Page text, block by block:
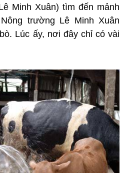
Minh Xuân) tìm đến mảnh
trường Lê Minh Xuân
Lúc ấy, nơi đây chỉ có vài